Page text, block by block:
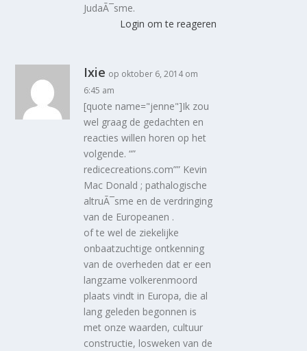
JudaÃ¯sme.
Login om te reageren
Ixie op oktober 6, 2014 om
6:45 am
[quote name="jenne"]Ik zou
wel graag de gedachten en
reacties willen horen op het
volgende. “”
redicecreations.com”” Kevin
Mac Donald ; pathalogische
altruÃ¯sme en de verdringing
van de Europeanen .
of te wel de ziekelijke
onbaatzuchtige ontkenning
van de overheden dat er een
langzame volkerenmoord
plaats vindt in Europa, die al
lang geleden begonnen is
met onze waarden, cultuur
constructie, losweken van de